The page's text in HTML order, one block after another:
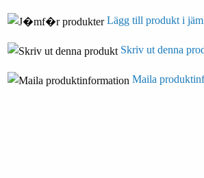
Lägg till produkt i
Skriv ut denna
Maila